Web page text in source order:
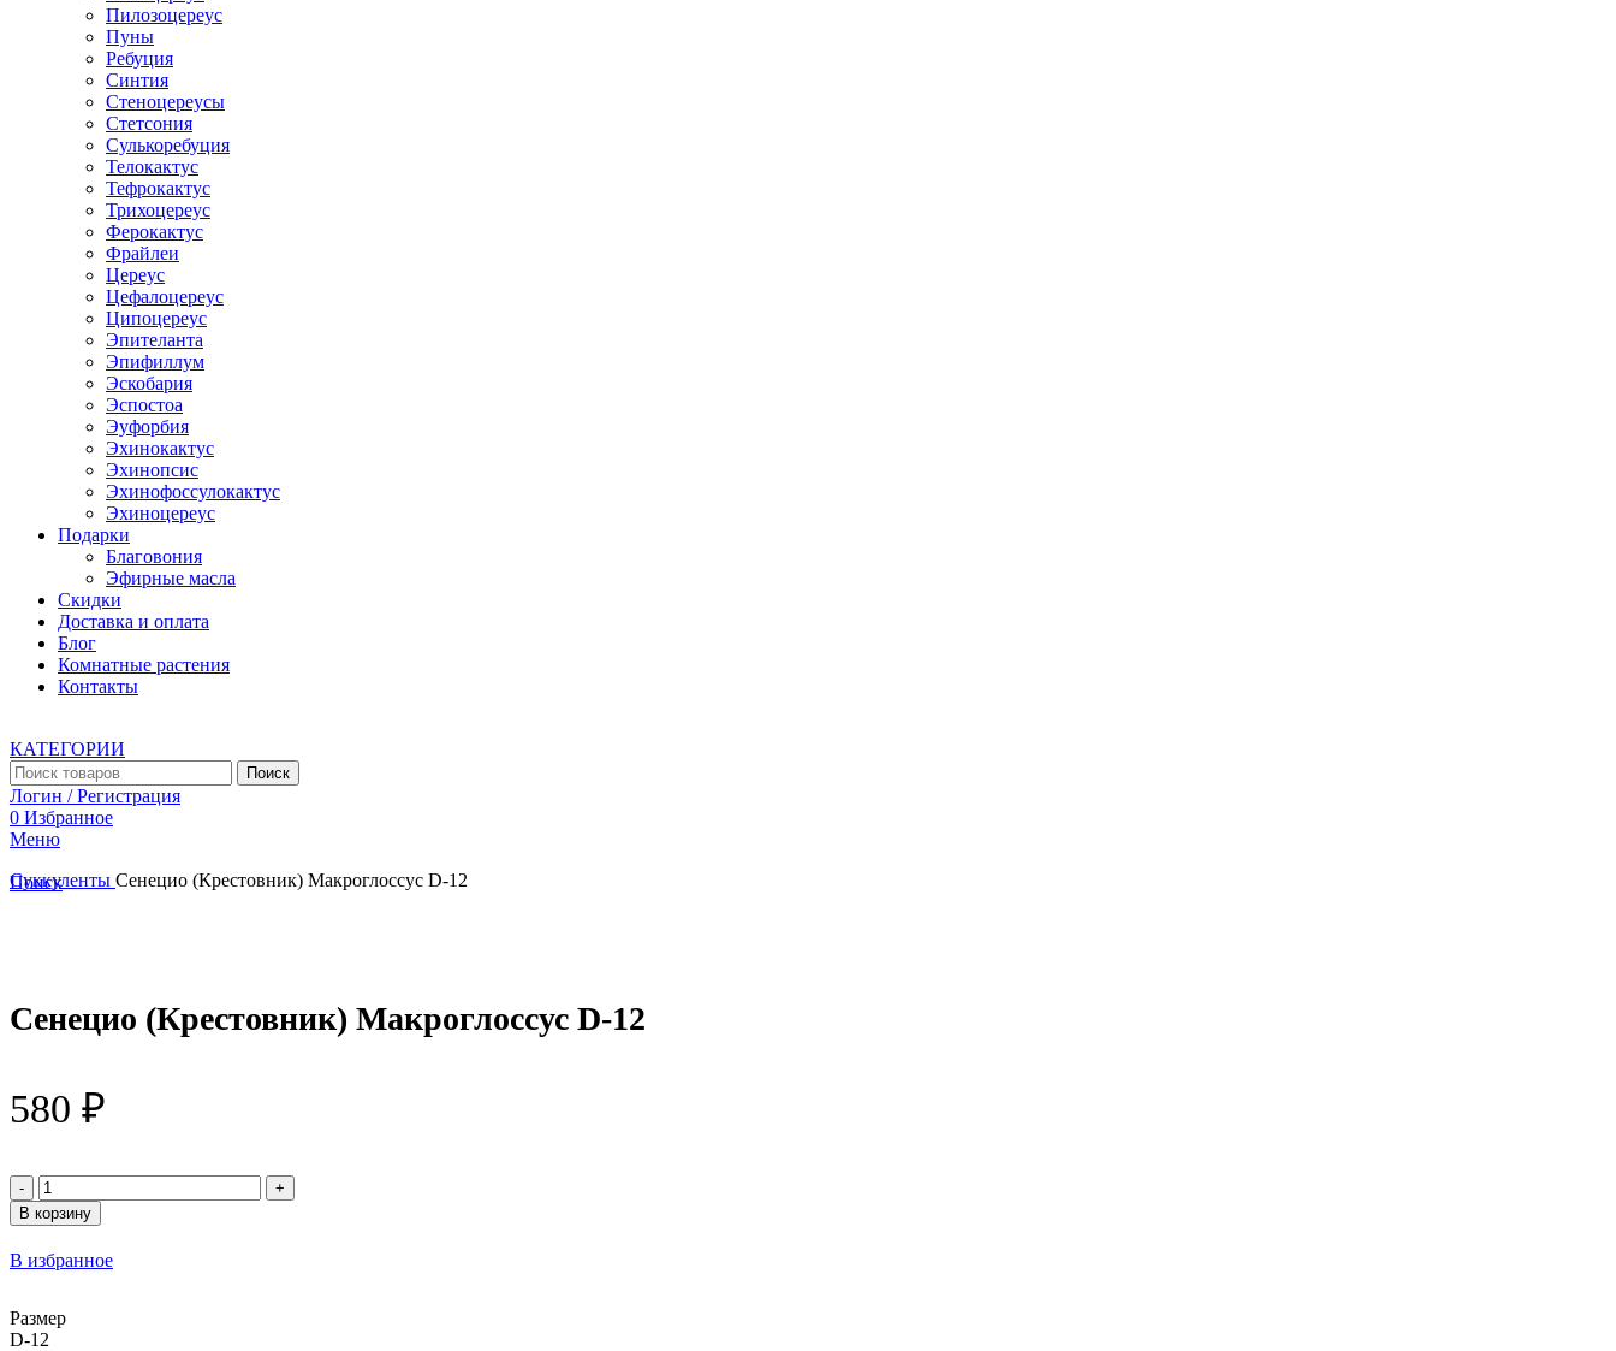
Пилозоцереус
Пуны
Ребуция
Синтия
Стеноцереусы
Стетсония
Сулькоребуция
Телокактус
Тефрокактус
Трихоцереус
Ферокактус
Фрайлеи
Цереус
Цефалоцереус
Ципоцереус
Эпителанта
Эпифиллум
Эскобария
Эспостоа
Эуфорбия
Эхинокактус
Эхинопсис
Эхинофоссулокактус
Эхиноцереус
Подарки
Благовония
Эфирные масла
Скидки
Доставка и оплата
Блог
Комнатные растения
Контакты
КАТЕГОРИИ
Поиск
Логин / Регистрация
0 Избранное
Меню
Поиск
Суккуленты Сенецио (Крестовник) Макроглоссус D-12
Сенецио (Крестовник) Макроглоссус D-12
580 ₽
Количество
товара
Сенецио
(Крестовник)
Макроглоссус
12
В корзину
В избранное
Размер
D-12